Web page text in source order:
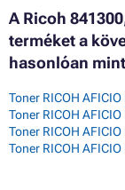
A Ricoh
terméket a
hasonlóan
Toner RICOH
Toner RICOH AFICIO
Toner RICOH
Toner RICOH AFICIO